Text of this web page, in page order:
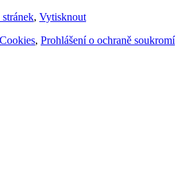
, Vytisknout
Cookies, Prohlášení o ochraně soukromí